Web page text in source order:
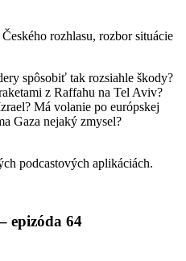
rozhlasu, rozbor situácie
spôsobiť tak rozsiahle škody?
z Raffahu na Tel Aviv?
Má volanie po európskej
Gaza nejaký zmysel?
podcastových aplikáciách.
epizóda 64